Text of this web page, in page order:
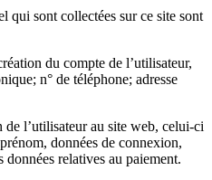
qui sont collectées sur ce site sont
du compte de l’utilisateur,
n° de téléphone; adresse
l’utilisateur au site web, celui-ci
données de connexion,
relatives au paiement.